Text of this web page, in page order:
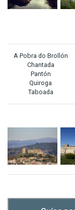
A Pobra do Brollón
Chantada
Pantón
Quiroga
Taboada